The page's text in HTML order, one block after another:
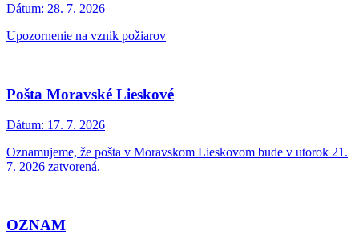
Dátum: 28. 7. 2026
Upozornenie na vznik požiarov
Pošta Moravské Lieskové
Dátum: 17. 7. 2026
Oznamujeme, že pošta v Moravskom Lieskovom bude v utorok 21.
7. 2026 zatvorená.
OZNAM